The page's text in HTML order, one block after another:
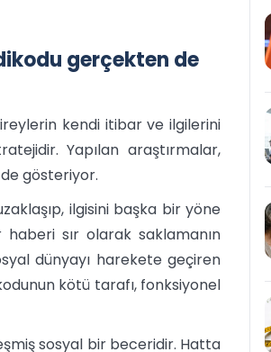
gerçekten de
kendi itibar ve ilgilerini
Yapılan araştırmalar,
gösteriyor.
ilgisini başka bir yöne
sır olarak saklamanın
dünyayı harekete geçiren
kötü tarafı, fonksiyonel
sosyal bir beceridir. Hatta